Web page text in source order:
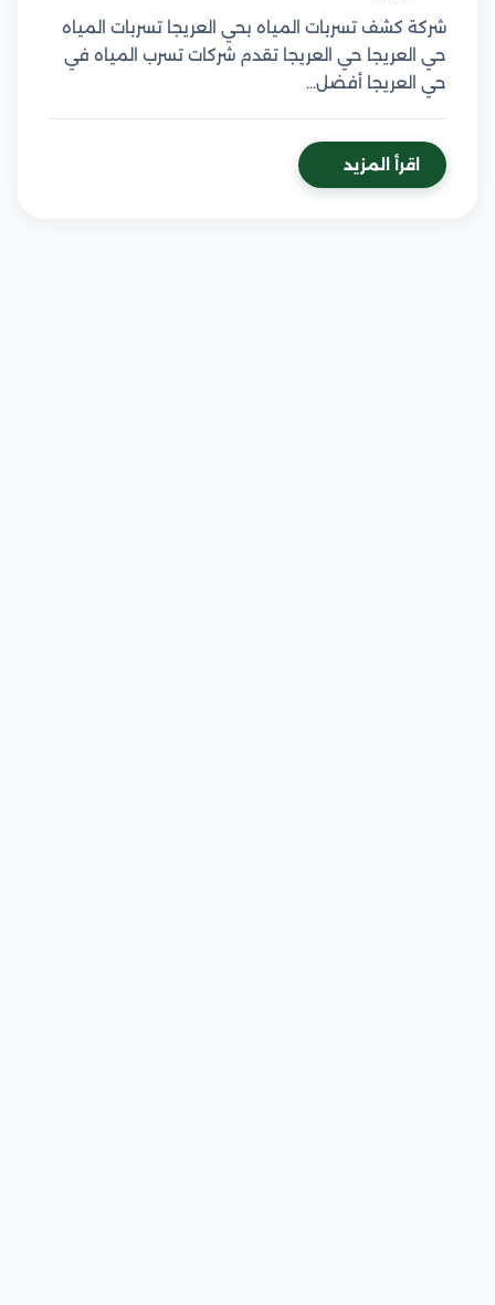
شركة كشف تسربات المياه بحي العريجا تسربات المياه
حي العريجا حي العريجا تقدم شركات تسرب المياه في
حي العريجا أفضل…
اقرأ المزيد